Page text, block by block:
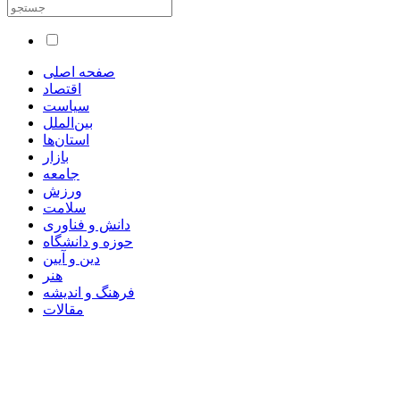
صفحه اصلی
اقتصاد
سیاست
بین‌الملل
استان‌ها
بازار
جامعه
ورزش
سلامت
دانش و فناوری
حوزه و دانشگاه
دین و آیین
هنر
فرهنگ و اندیشه
مقالات